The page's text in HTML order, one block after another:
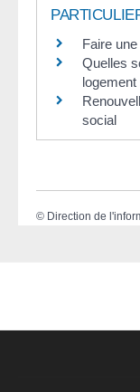
Faire
Quelles
social
© Direction de